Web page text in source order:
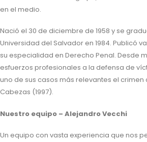
en el medio.
Nació el 30 de diciembre de 1958 y se
Universidad del Salvador en 1984. Publicó
su especialidad en Derecho Penal. Desde
esfuerzos profesionales a la defensa de
uno de sus casos más relevantes el crimen
Cabezas (1997).
Nuestro equipo – Alejandro Vecchi
Un equipo con vasta experiencia que nos